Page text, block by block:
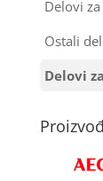
Delovi
Ostali
Delovi